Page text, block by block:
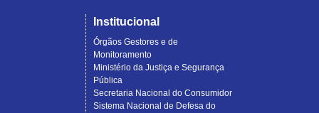
Institucional
Órgãos Gestores e de
Monitoramento
Ministério da Justiça e Segurança
Pública
Secretaria Nacional do Consumidor
Sistema Nacional de Defesa do